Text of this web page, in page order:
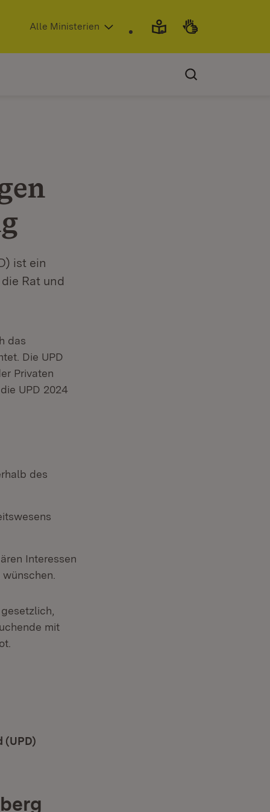
(Öffnet in neuem Fenster)
Alle Ministerien
ist ein
Rat und
das
Die UPD
Privaten
UPD 2024
des
Interessen
mit
(UPD)